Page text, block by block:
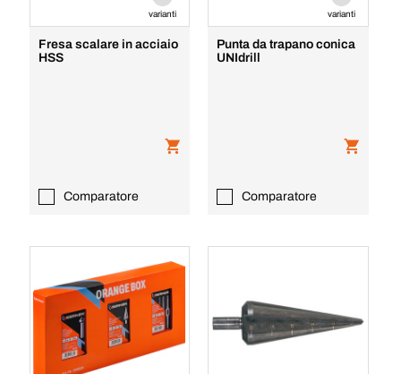
varianti
Fresa scalare in acciaio
HSS
Comparatore
varianti
Punta da trapano conica
UNIdrill
Comparatore